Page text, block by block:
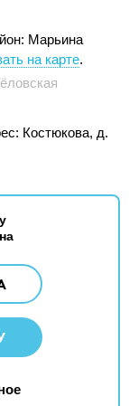
Марьина
на карте.
Костюкова, д.